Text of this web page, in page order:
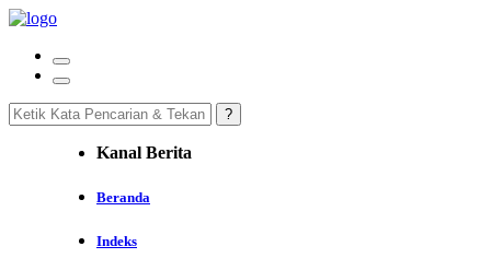
Kanal Berita
Beranda
Indeks